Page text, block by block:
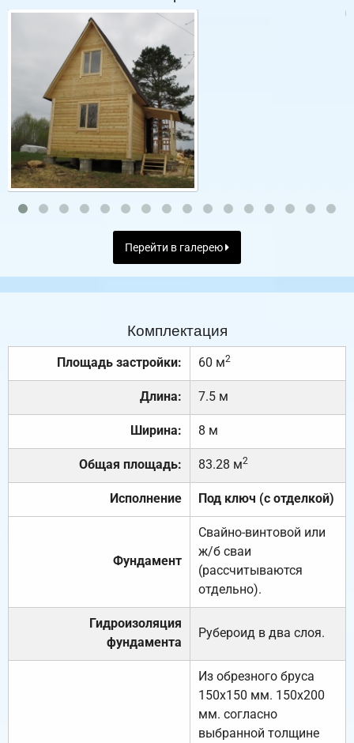
Перейти в галерею
Комплектация
Площадь застройки: 60 м2
Длина: 7.5 м
Ширина: 8 м
Общая площадь: 83.28 м2
Исполнение Под ключ (с отделкой)
Фундамент
Свайно-винтовой или
ж/б сваи
(рассчитываются
отдельно).
Гидроизоляция
фундамента
Рубероид в два слоя.
Из обрезного бруса
150х150 мм. 150х200
мм. согласно
выбранной толщине